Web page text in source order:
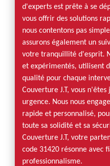
d'experts est prête à se
vous offrir des solutions
nous contentons pas
assurons également un
votre tranquillité d'esprit.
et expérimentés, utilisent
qualité pour chaque
Couverture J.T, vous
urgence. Nous nous
rapide et personnalisé,
toute sa solidité et sa
Couverture J.T, votre
code 31420 résonne avec
professionnalisme.